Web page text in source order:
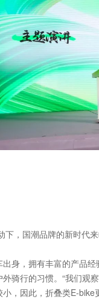
下，国潮品牌的新时代
身，拥有丰富的产品
骑行的习惯。“我们观
，因此，折叠类E-